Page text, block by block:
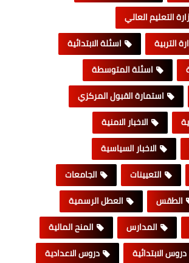
التعليم العالي
التربية
اسئلة الابتدائية
اسئلة المتوسطة
استمارة القبول المركزي
الاخبار الامنية
الاخبار السياسية
التعيينات
الجامعات
الطقس
العطل الرسمية
المدارس
المنح المالية
دروس الابتدائية
دروس الاعدادية